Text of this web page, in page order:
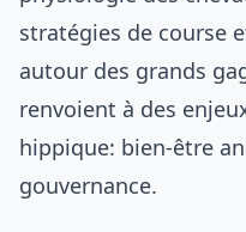
stratégies de course
autour des grands
renvoient à des
hippique: bien-être
gouvernance.